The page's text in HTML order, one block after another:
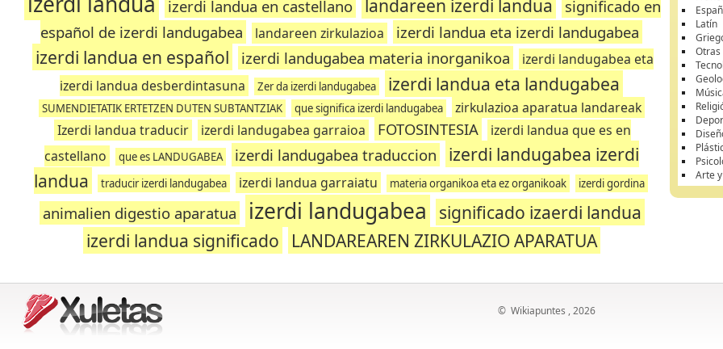
izerdi landua en castellano landareen izerdi landua
significado en
español de izerdi landugabea
landareen zirkulazioa izerdi landua eta izerdi landugabea
izerdi landua en español izerdi landugabea materia inorganikoa
izerdi landugabea eta
izerdi landua desberdintasuna
Zer da izerdi landugabea izerdi landua eta landugabea
SUMENDIETATIK ERTETZEN DUTEN SUBTANTZIAK que significa izerdi landugabea
zirkulazioa aparatua landareak
Izerdi landua traducir
izerdi landugabea garraioa FOTOSINTESIA
izerdi landua que es en
castellano
que es LANDUGABEA izerdi landugabea traduccion
izerdi landugabea izerdi
landua
traducir izerdi landugabea izerdi landua garraiatu materia organikoa eta ez organikoak izerdi gordina
animalien digestio aparatua izerdi landugabea
significado izaerdi landua
izerdi landua significado
LANDAREAREN ZIRKULAZIO APARATUA
Latín
Arte
© Wikiapuntes , 2026